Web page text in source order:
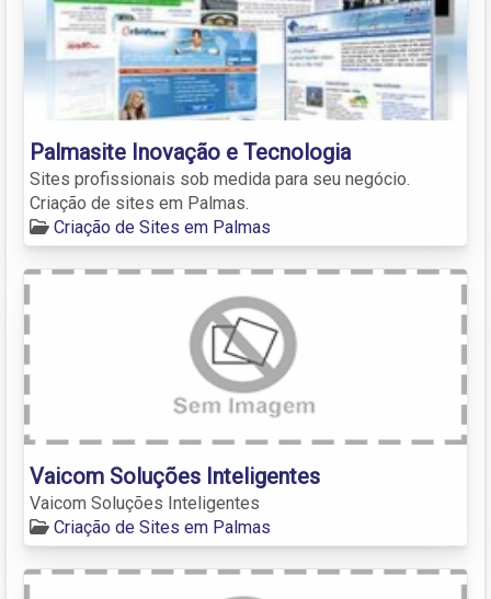
Palmasite Inovação e Tecnologia
Sites profissionais sob medida para seu negócio.
Criação de sites em Palmas.
Criação de Sites em Palmas
Vaicom Soluções Inteligentes
Vaicom Soluções Inteligentes
Criação de Sites em Palmas